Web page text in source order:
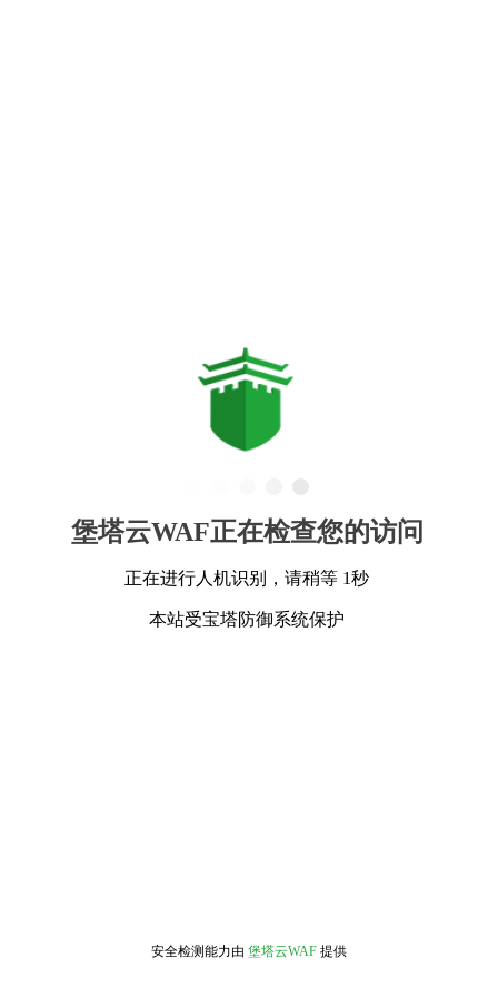
堡塔云WAF正在检查您的访问
正在进行人机识别，请稍等 1秒
本站受宝塔防御系统保护
安全检测能力由 堡塔云WAF 提供